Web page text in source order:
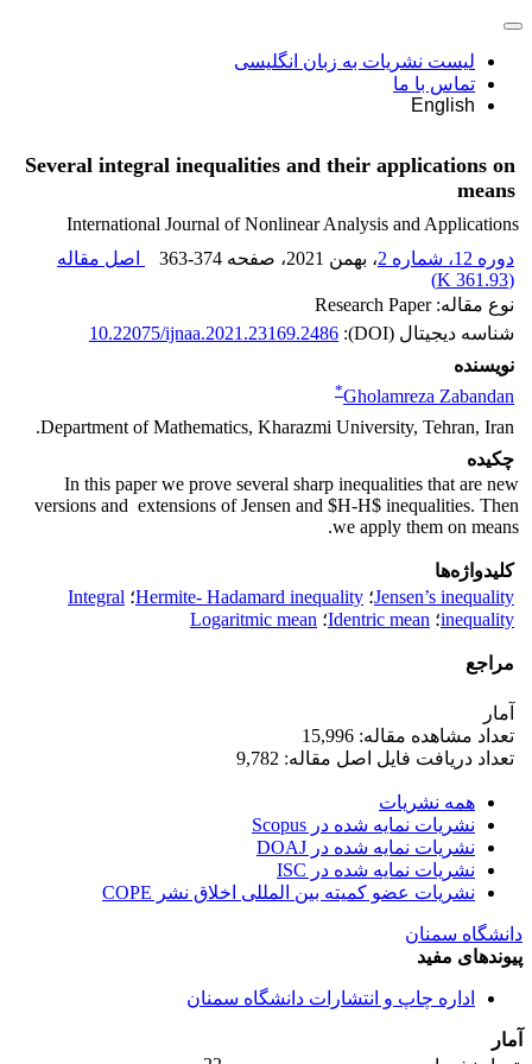
لیست نشریات به زبان انگلیسی
تماس با ما
English
Several integral inequalities and their applications on
means
International Journal of Nonlinear Analysis and Applications
دوره 12، شماره 2
، بهمن 2021 ، صفحه 363-374
اصل مقاله
(
361.93 K
)
نوع مقاله: Research Paper
شناسه دیجیتال (DOI):
10.22075/ijnaa.2021.23169.2486
نویسنده
Gholamreza Zabandan
*
Department of Mathematics, Kharazmi University, Tehran, Iran.
چکیده
In this paper we prove several sharp inequalities that are new
versions and extensions of Jensen and $H-H$ inequalities. Then
we apply them on means.
کلیدواژه‌ها
Jensen’s inequality؛ Hermite- Hadamard inequality؛ Integral
inequality؛ Identric mean؛ Logaritmic mean
مراجع
آمار
تعداد مشاهده مقاله: 15,996
تعداد دریافت فایل اصل مقاله: 9,782
همه نشریات
نشریات نمایه شده در Scopus
نشریات نمایه شده در DOAJ
نشریات نمایه شده در ISC
نشریات عضو کمیته بین المللی اخلاق نشر COPE
دانشگاه سمنان
پیوندهای مفید
اداره چاپ و انتشارات دانشگاه سمنان
آمار